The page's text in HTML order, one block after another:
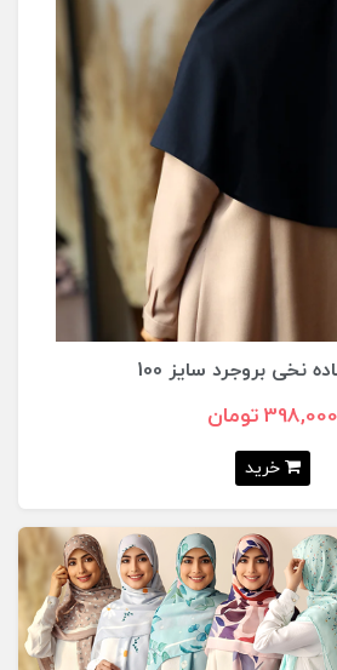
مقنعه ساده نخی بروجرد سايز 90
358,000 تومان